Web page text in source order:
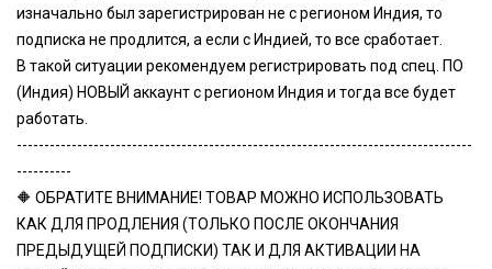
изначально был зарегистрирован не с регионом Индия, то
подписка не продлится, а если с Индией, то все сработает.
В такой ситуации рекомендуем регистрировать под спец. ПО
(Индия) НОВЫЙ аккаунт с регионом Индия и тогда все будет
работать.
-----------------------------------------------------------------------------------
----------
🔶 ОБРАТИТЕ ВНИМАНИЕ! ТОВАР МОЖНО ИСПОЛЬЗОВАТЬ
КАК ДЛЯ ПРОДЛЕНИЯ (ТОЛЬКО ПОСЛЕ ОКОНЧАНИЯ
ПРЕДЫДУЩЕЙ ПОДПИСКИ) ТАК И ДЛЯ АКТИВАЦИИ НА